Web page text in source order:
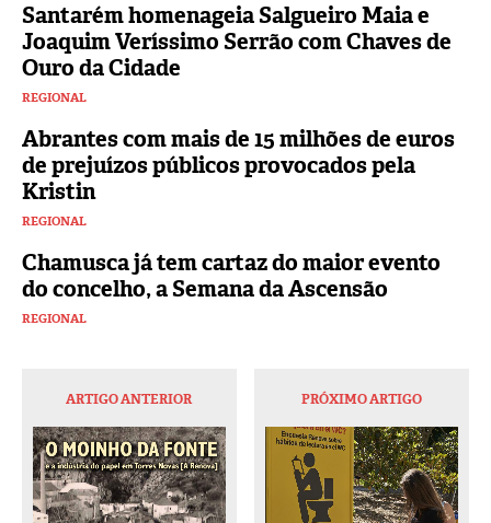
Santarém homenageia Salgueiro Maia e
Joaquim Veríssimo Serrão com Chaves de
Ouro da Cidade
REGIONAL
Abrantes com mais de 15 milhões de euros
de prejuízos públicos provocados pela
Kristin
REGIONAL
Chamusca já tem cartaz do maior evento
do concelho, a Semana da Ascensão
REGIONAL
ARTIGO ANTERIOR PRÓXIMO ARTIGO